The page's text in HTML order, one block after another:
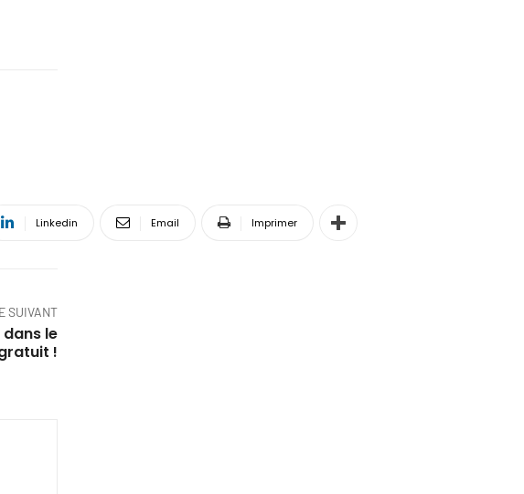
Linkedin Email Imprimer
SUIVANT
le
!